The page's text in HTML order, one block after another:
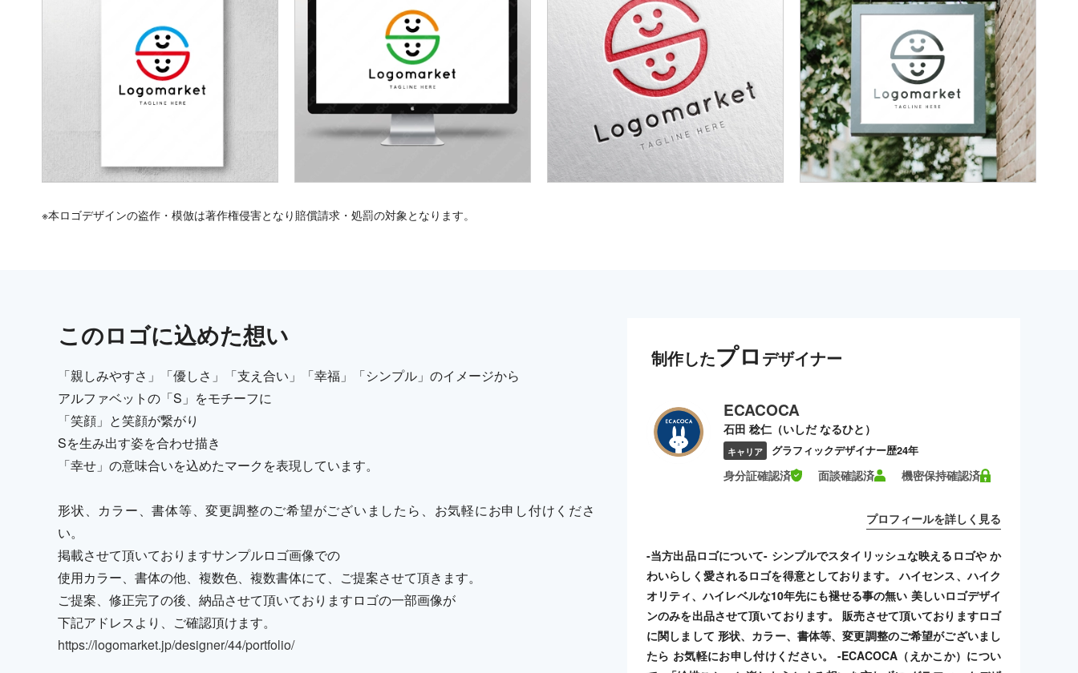
※本ロゴデザインの盗作・模倣は著作権侵害となり賠償請求・処罰の対象となります。
このロゴに込めた想い
「親しみやすさ」「優しさ」「支え合い」「幸福」「シンプル」のイメージから
アルファベットの「S」をモチーフに
「笑顔」と笑顔が繋がり
Sを生み出す姿を合わせ描き
「幸せ」の意味合いを込めたマークを表現しています。
形状、カラー、書体等、変更調整のご希望がございましたら、お気軽にお申し付けくださ
い。
掲載させて頂いておりますサンプルロゴ画像での
使用カラー、書体の他、複数色、複数書体にて、ご提案させて頂きます。
ご提案、修正完了の後、納品させて頂いておりますロゴの一部画像が
下記アドレスより、ご確認頂けます。
https://logomarket.jp/designer/44/portfolio/
制作したプロ デザイナー
ECACOCA
石田 稔仁（いしだ なるひと）
キャリア グラフィックデザイナー歴24年
身分証確認済 面談確認済 機密保持確認済
プロフィールを詳しく見る
-当方出品ロゴについて- シンプルでスタイリッシュな映えるロゴや か
わいらしく愛されるロゴを得意としております。 ハイセンス、ハイク
オリティ、ハイレベルな10年先にも褪せる事の無い 美しいロゴデザイ
ンのみを出品させて頂いております。 販売させて頂いておりますロゴ
に関しまして 形状、カラー、書体等、変更調整のご希望がございまし
たら お気軽にお申し付けください。 -ECACOCA（えかこか）につい